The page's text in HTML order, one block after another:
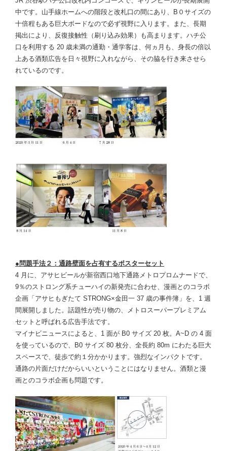
中です。山手線ホームへの階段と改札口の間にあり、B０サイズの
十倍程もある巨大ボードなので必ず視野に入ります。また、長期
掲出により、反復接触性（刷り込み効果）も高まります。ハチ公
口を利用する 20 歳未満の通勤・通学客は、何ヵ月も、身長の倍以
上ある酒類広告を日々視野に入れながら、その脇を行き来させら
れているのです。
●問題手法２：通路壁面を占有するポスターセット
4 月に、アサヒビールが新宿西口地下通路メトロプロムナードで、
9％のストロング系チューハイの新発売に合わせ、漫画とのコラボ
企画「アサヒもぎたて STRONG×金田一 37 歳の事件簿」を、1 週
間展開しました。話題性が売り物の、メトロスーパープレミアム
セットと呼ばれる広告手法です。
マイナビニュースによると、1 面が B0 サイズ 20 枚。A~D の 4 面
を使っているので、B0 サイズ 80 枚分、全長約 80m にわたる巨大
スペースで、徒歩で約１分かかります。強烈なインパクトです。
通路の片面だけだからいいということにはなりません。酒類と漫
画とのコラボ企画も問題です。